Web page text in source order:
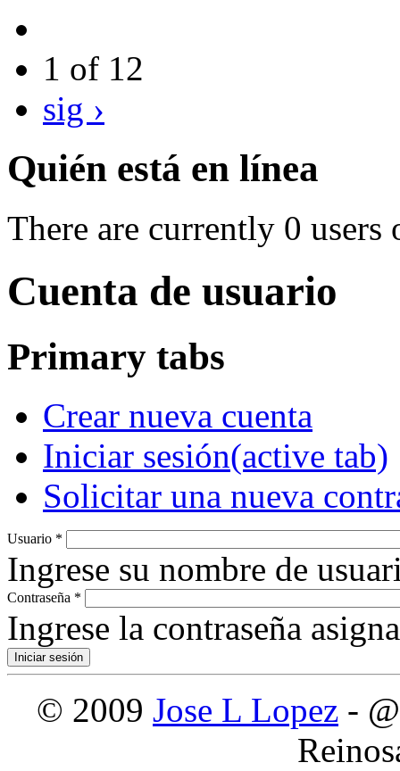
1 of 12
sig ›
Quién está en línea
There are currently 0 users
Cuenta de usuario
Primary tabs
Crear nueva cuenta
Iniciar sesión(active tab)
Solicitar una nueva
Usuario *
Ingrese su nombre de
Contraseña *
Ingrese la contraseña
© 2009 Jose L Lopez -